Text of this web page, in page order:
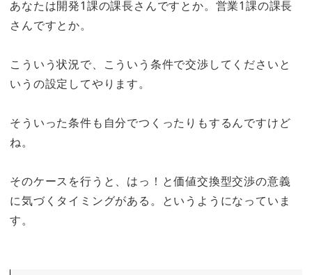
あなたは開発1課の課長さんですとか。営業1課の課長
さんですとか。
こういう状況で、こういう条件で交渉してくださいと
いうの設定してやります。
そういった条件も自分でつくったりもするんですけど
ね。
そのケースを行うと、はっ！と価値交換型交渉の意義
に気づくタイミングがある。というようになっていま
す。